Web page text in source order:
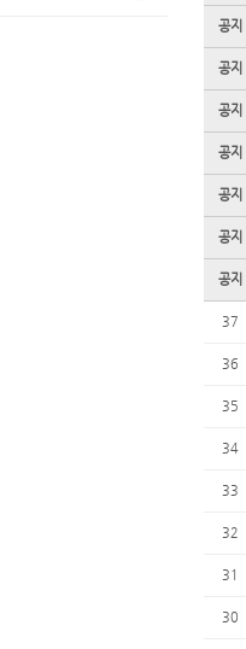
공지
공지
공지
공지
공지
공지
공지
37
36
35
34
33
32
31
30